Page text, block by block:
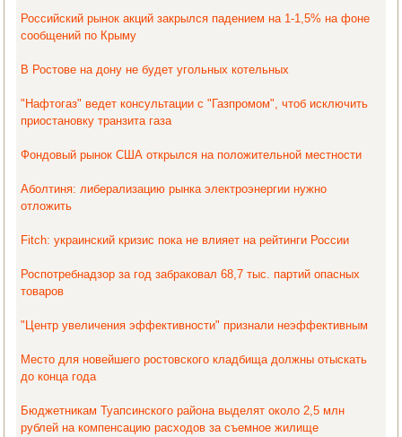
Российский рынок акций закрылся падением на 1-1,5% на фоне
сообщений по Крыму
В Ростове на дону не будет угольных котельных
"Нафтогаз" ведет консультации с "Газпромом", чтоб исключить
приостановку транзита газа
Фондовый рынок США открылся на положительной местности
Аболтиня: либерализацию рынка электроэнергии нужно
отложить
Fitch: украинский кризис пока не влияет на рейтинги России
Роспотребнадзор за год забраковал 68,7 тыс. партий опасных
товаров
"Центр увеличения эффективности" признали неэффективным
Место для новейшего ростовского кладбища должны отыскать
до конца года
Бюджетникам Туапсинского района выделят около 2,5 млн
рублей на компенсацию расходов за съемное жилище